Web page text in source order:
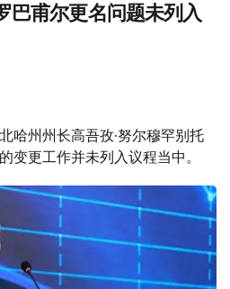
巴甫尔更名问题未列入
哈州州长高吾孜·努尔穆罕别托
变更工作并未列入议程当中。